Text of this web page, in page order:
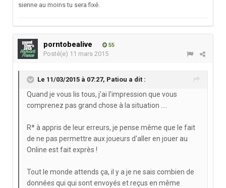
sienne au moins tu sera fixé.
porntobealive 55
Posté(e) 11 mars 2015
Le 11/03/2015 à 07:27, Patiou a dit :
Quand je vous lis tous, j'ai l'impression que vous
comprenez pas grand chose à la situation ....
R* à appris de leur erreurs, je pense même que le fait
de ne pas permettre aux joueurs d'aller en jouer au
Online est fait exprès !
Tout le monde attends ça, il y a je ne sais combien de
données qui qui sont envoyés et reçus en même